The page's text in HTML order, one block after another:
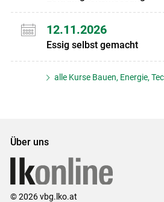
12.11.2026
Essig selbst gemacht
alle Kurse Bauen, Energie,
Über uns
© 2026 vbg.lko.at